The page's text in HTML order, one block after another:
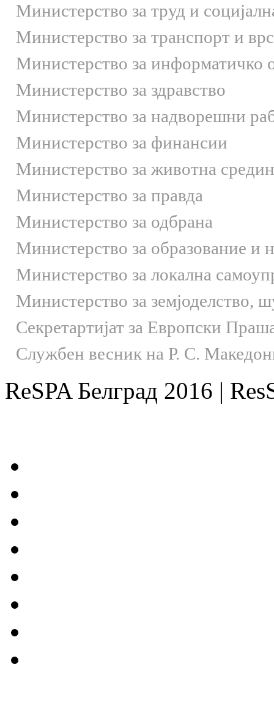
Министерство за труд и
Министерство за транспорт и
Министерство за информатичко
Министерство за здравство
Министерство за надворешни
Министерство за финансии
Министерство за животна
Министерство за правда
Министерство за одбрана
Министерство за образование и
Министерство за локална
Министерство за земјоделство,
Секретартијат за Европски
Службен весник на Р. С.
ReSPA Белград 2016 |